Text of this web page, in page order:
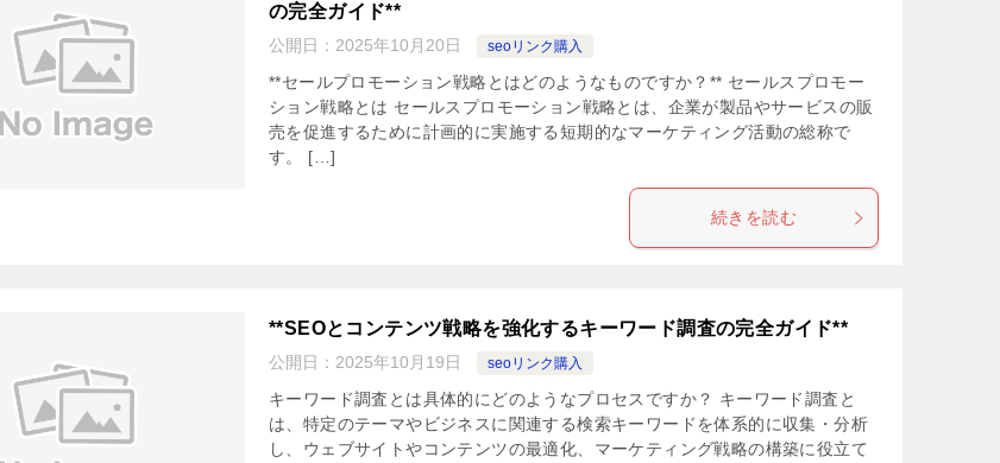
の完全ガイド**
公開日： 2025年10月20日 seoリンク購入
**セールプロモーション戦略とはどのようなものですか？** セールスプロモー
ション戦略とは セールスプロモーション戦略とは、企業が製品やサービスの販
売を促進するために計画的に実施する短期的なマーケティング活動の総称で
す。 […]
続きを読む
**SEOとコンテンツ戦略を強化するキーワード調査の完全ガイド**
公開日： 2025年10月19日 seoリンク購入
キーワード調査とは具体的にどのようなプロセスですか？ キーワード調査と
は、特定のテーマやビジネスに関連する検索キーワードを体系的に収集・分析
し、ウェブサイトやコンテンツの最適化、マーケティング戦略の構築に役立て